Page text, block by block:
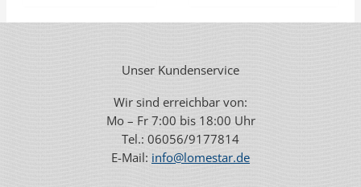
Unser Kundenservice
Wir sind erreichbar von:
Mo – Fr 7:00 bis 18:00 Uhr
Tel.: 06056/9177814
E-Mail: info@lomestar.de